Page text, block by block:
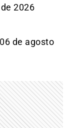
2026
de agosto